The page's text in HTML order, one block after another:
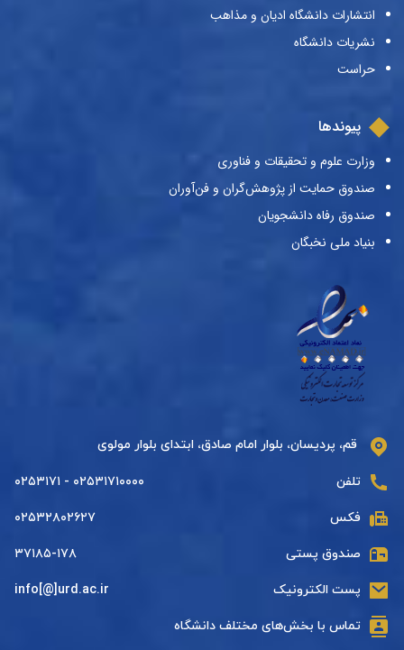
انتشارات دانشگاه ادیان و مذاهب
نشریات دانشگاه
حراست
پیوندها
وزارت علوم و تحقیقات و فناوری
صندوق حمایت از پژوهش‌گران و فن‌آوران
صندوق رفاه دانشجویان
بنیاد ملی نخبگان
قم، پردیسان، بلوار امام صادق، ابتدای بلوار مولوی
تلفن ۰۲۵۳۱۷۱۰۰۰۰ - ۰۲۵۳۱۷۱
فکس ۰۲۵۳۲۸۰۲۶۲۷
صندوق پستی ۳۷۱۸۵-۱۷۸
پست الکترونیک info[@]urd.ac.ir
تماس با بخش‌های مختلف دانشگاه